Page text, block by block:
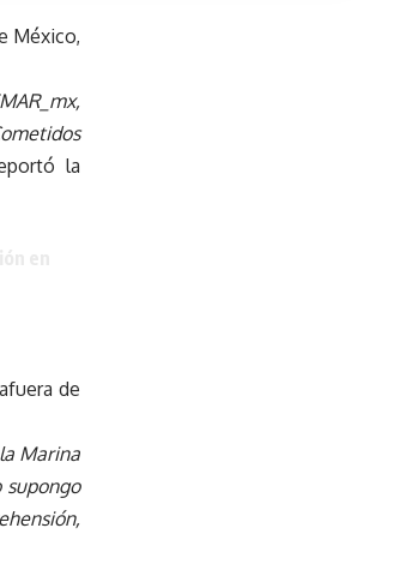
México,
la
de
Marina
supongo